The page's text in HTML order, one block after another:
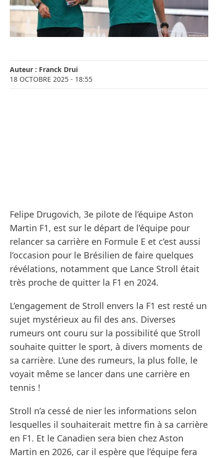
Auteur : Franck Drui
18 OCTOBRE 2025 - 18:55
Felipe Drugovich, 3e pilote de l’équipe Aston
Martin F1, est sur le départ de l’équipe pour
relancer sa carrière en Formule E et c’est aussi
l’occasion pour le Brésilien de faire quelques
révélations, notamment que Lance Stroll était
très proche de quitter la F1 en 2024.
L’engagement de Stroll envers la F1 est resté un
sujet mystérieux au fil des ans. Diverses
rumeurs ont couru sur la possibilité que Stroll
souhaite quitter le sport, à divers moments de
sa carrière. L’une des rumeurs, la plus folle, le
voyait même se lancer dans une carrière en
tennis !
Stroll n’a cessé de nier les informations selon
lesquelles il souhaiterait mettre fin à sa carrière
en F1. Et le Canadien sera bien chez Aston
Martin en 2026, car il espère que l’équipe fera